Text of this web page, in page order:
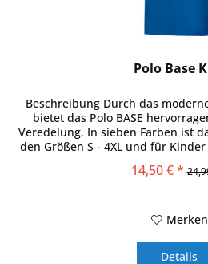
Polo Base
Beschreibung Durch das
bietet das Polo BASE
Veredelung. In sieben Farben ist
den Größen S - 4XL und für
14,50 € *
Merken
Details